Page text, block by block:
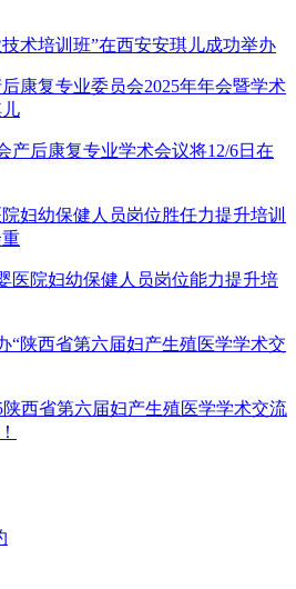
术培训班”在西安安琪儿成功举办
康复专业委员会2025年年会暨学术
产后康复专业学术会议将12/6日在
妇幼保健人员岗位胜任力提升培训
医院妇幼保健人员岗位能力提升培
“陕西省第六届妇产生殖医学学术交
陕西省第六届妇产生殖医学学术交流